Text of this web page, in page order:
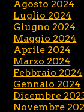
Agosto 2024
Luglio 2024
Giugno 2024
Maggio 2024
Aprile 2024
Marzo 2024
Febbraio 2024
Gennaio 2024
Dicembre
Novembre